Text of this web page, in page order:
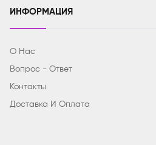
ИНФОРМАЦИЯ
О Нас
Вопрос - Ответ
Контакты
Доставка И Оплата